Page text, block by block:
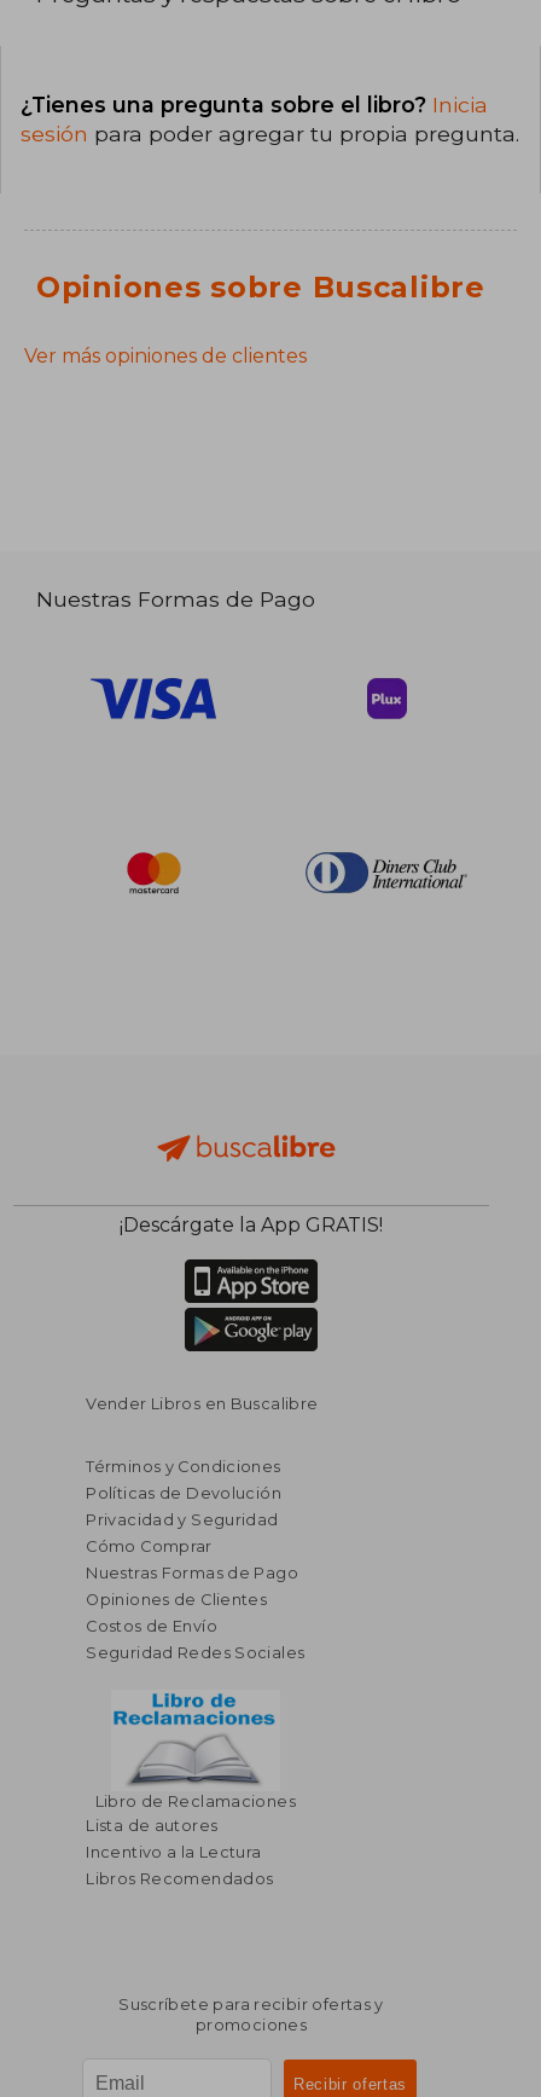
¿Tienes una pregunta sobre el libro? Inicia
sesión para poder agregar tu propia pregunta.
Opiniones sobre Buscalibre
Ver más opiniones de clientes
Nuestras Formas de Pago
¡Descárgate la App GRATIS!
Vender Libros en Buscalibre
Términos y Condiciones
Políticas de Devolución
Privacidad y Seguridad
Cómo Comprar
Nuestras Formas de Pago
Opiniones de Clientes
Costos de Envío
Seguridad Redes Sociales
Libro de Reclamaciones
Lista de autores
Incentivo a la Lectura
Libros Recomendados
Suscríbete para recibir ofertas y
promociones